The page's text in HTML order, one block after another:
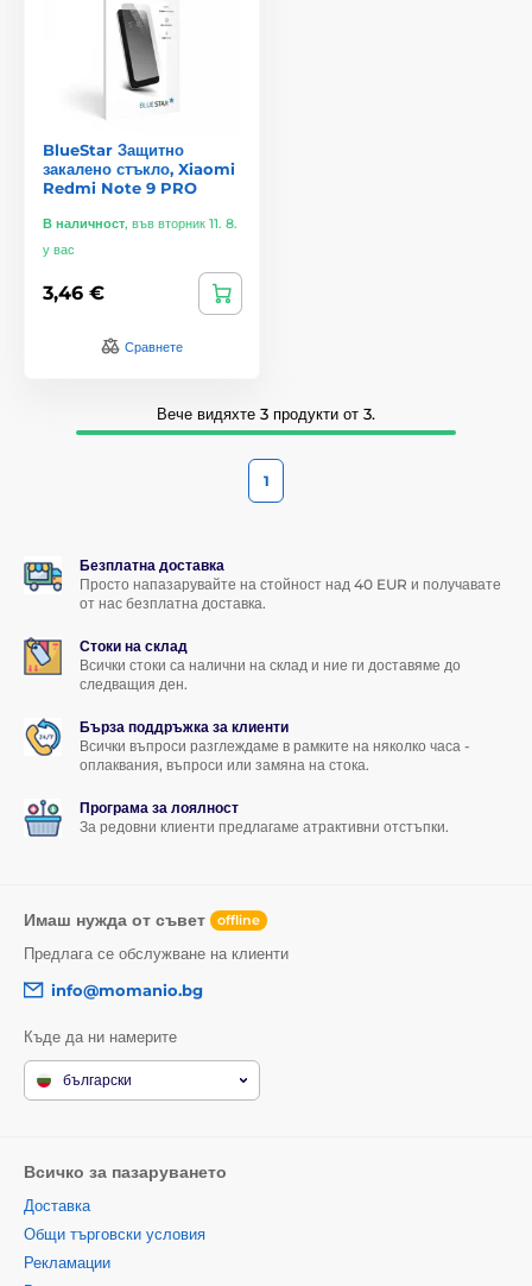
BlueStar Защитно
закалено стъкло, Xiaomi
Redmi Note 9 PRO
В наличност, във вторник 11. 8.
у вас
3,46 €
Сравнете
Вече видяхте 3 продукти от 3.
1
Безплатна доставка
Просто напазарувайте на стойност над 40 EUR и получавате
от нас безплатна доставка.
Стоки на склад
Всички стоки са налични на склад и ние ги доставяме до
следващия ден.
Бърза поддръжка за клиенти
Всички въпроси разглеждаме в рамките на няколко часа -
оплаквания, въпроси или замяна на стока.
Програма за лоялност
За редовни клиенти предлагаме атрактивни отстъпки.
Имаш нужда от съвет offline
Предлага се обслужване на клиенти
info@momanio.bg
Къде да ни намерите
български
Всичко за пазаруването
Доставка
Общи търговски условия
Рекламации